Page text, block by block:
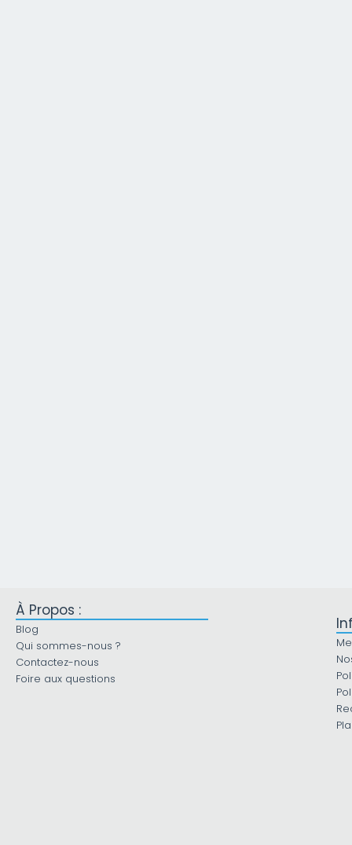
À Propos :
Blog
Qui sommes-nous ?
Contactez-nous
Foire aux questions